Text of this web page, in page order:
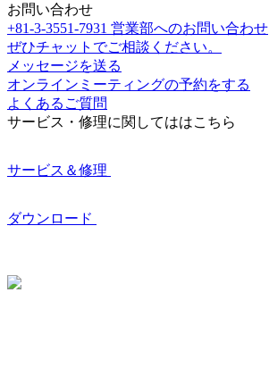
お問い合わせ
+81-3-3551-7931 営業部へのお問い合わせ
ぜひチャットでご相談ください。
メッセージを送る
オンラインミーティングの予約をする
よくあるご質問
サービス・修理に関してははこちら
サービス＆修理
ダウンロード